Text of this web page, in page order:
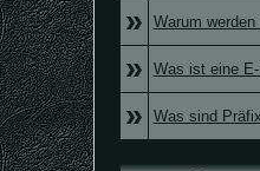
» Warum
» Was ist eine
» Was sind